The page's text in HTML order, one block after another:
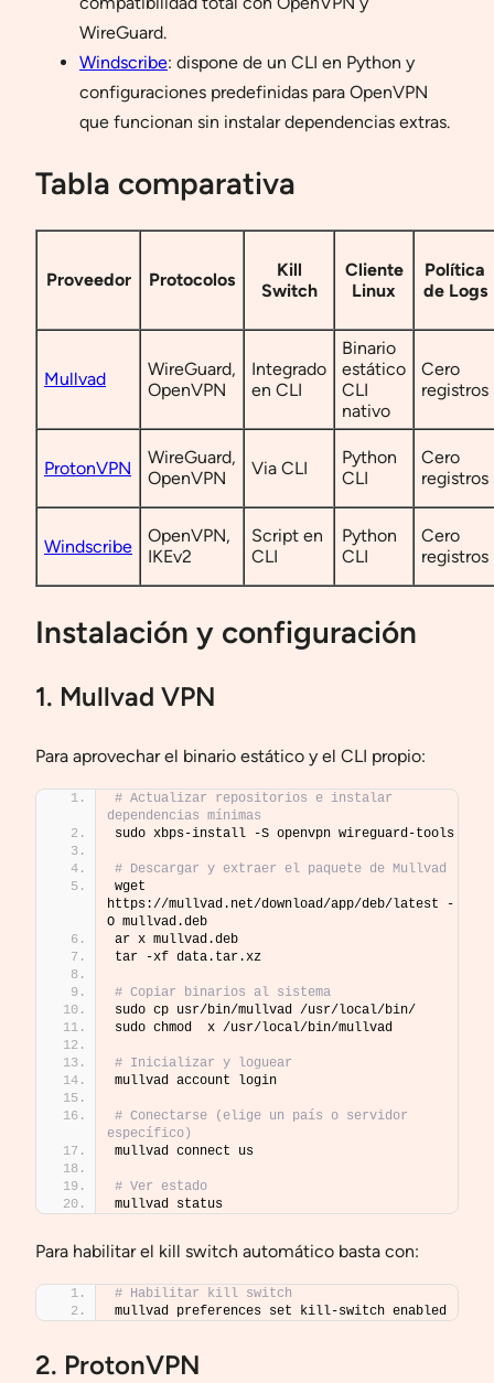
WireGuard.
Windscribe: dispone de un CLI en Python y
configuraciones predefinidas para OpenVPN
que funcionan sin instalar dependencias extras.
Tabla comparativa
Proveedor Protocolos
Kill
Switch
Cliente
Linux
Política
de Logs
Mullvad
WireGuard,
OpenVPN
Integrado
en CLI
Binario
estático
CLI
nativo
Cero
registros
ProtonVPN
WireGuard,
OpenVPN
Via CLI
Python
CLI
Cero
registros
Windscribe
OpenVPN,
IKEv2
Script en
CLI
Python
CLI
Cero
registros
Instalación y configuración
1. Mullvad VPN
Para aprovechar el binario estático y el CLI propio:
# Actualizar repositorios e instalar
dependencias mínimas
sudo xbps-install -S openvpn wireguard-tools
# Descargar y extraer el paquete de Mullvad
wget
https://mullvad.net/download/app/deb/latest -
O mullvad.deb
ar x mullvad.deb
tar -xf data.tar.xz
# Copiar binarios al sistema
sudo cp usr/bin/mullvad /usr/local/bin/
sudo chmod  x /usr/local/bin/mullvad
# Inicializar y loguear
mullvad account login
# Conectarse (elige un país o servidor
específico)
mullvad connect us
# Ver estado
mullvad status
Para habilitar el kill switch automático basta con:
# Habilitar kill switch
mullvad preferences set kill-switch enabled
2. ProtonVPN